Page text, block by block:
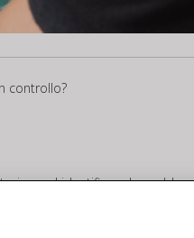
controllo?
e ad identificare le